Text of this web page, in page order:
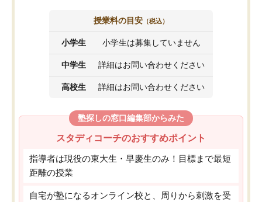
授業料の目安 （税込）
小学生 小学生は募集していません
中学生 詳細はお問い合わせください
高校生 詳細はお問い合わせください
塾探しの窓口編集部からみた
スタディコーチのおすすめポイント
指導者は現役の東大生・早慶生のみ！目標まで最短
距離の授業
自宅が塾になるオンライン校と、周りから刺激を受